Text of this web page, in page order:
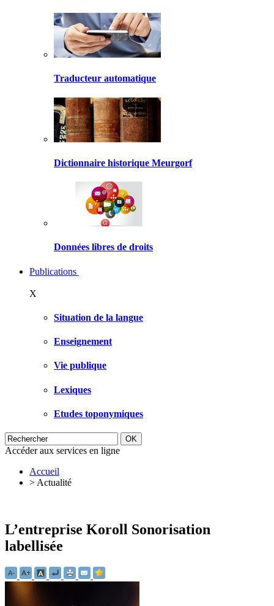
Traducteur automatique
Dictionnaire historique Meurgorf
Données libres de droits
Publications
X
Situation de la langue
Enseignement
Vie publique
Lexiques
Etudes toponymiques
Accéder aux services en ligne
Accueil
> Actualité
L’entreprise Koroll Sonorisation
labellisée